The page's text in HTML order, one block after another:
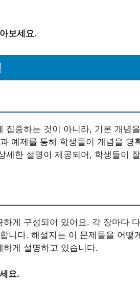
보세요.
집중하는 것이 아니라, 기본 개념
예제를 통해 학생들이 개념을 명
세한 설명이 제공되어, 학생들이
게 구성되어 있어요. 각 장마다
니다. 해설지는 이 문제들을 어떻
게 설명하고 있습니다.
요.